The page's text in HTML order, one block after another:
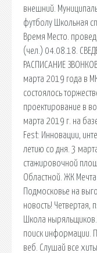
внешний.
футболу Школьная
Время Место.
(чел.) 04.08.18.
РАСПИСАНИЕ
марта 2019 года в
состоялось
проектирование в
марта 2019 г. на
Fest: Инновации,
летию со дня. 3
стажировочной
Областной. ЖК
Подмосковье на
новость! Четвертая,
Школа
поиск информации.
веб. Слушай все